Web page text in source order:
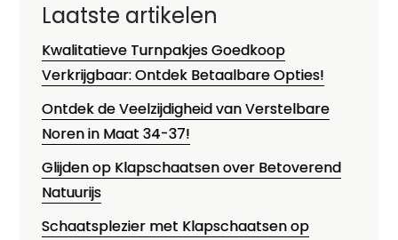
Laatste artikelen
Kwalitatieve Turnpakjes Goedkoop
Verkrijgbaar: Ontdek Betaalbare Opties!
Ontdek de Veelzijdigheid van Verstelbare
Noren in Maat 34-37!
Glijden op Klapschaatsen over Betoverend
Natuurijs
Schaatsplezier met Klapschaatsen op